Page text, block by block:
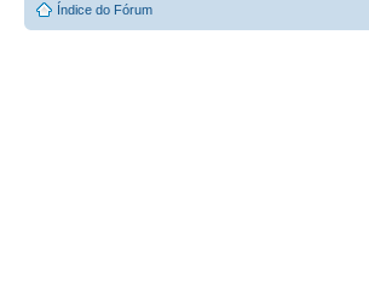
Índice do Fórum